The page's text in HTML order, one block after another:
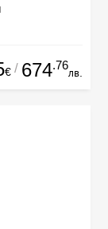
€ / 674.76
лв.